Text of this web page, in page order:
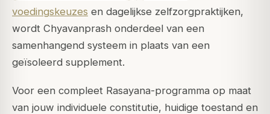
voedingskeuzes en dagelijkse zelfzorgpraktijken,
wordt Chyavanprash onderdeel van een
samenhangend systeem in plaats van een
geïsoleerd supplement.
Voor een compleet Rasayana-programma op maat
van jouw individuele constitutie, huidige toestand en